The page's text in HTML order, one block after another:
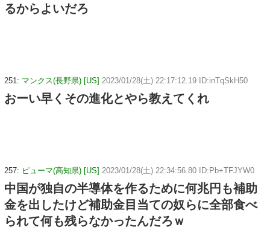
るからよいだろ
251: マンクス(長野県) [US] 2023/01/28(土) 22:17:12.19 ID:inTqSkH50
おーい早くその進化とやら教えてくれ
257: ピューマ(高知県) [US] 2023/01/28(土) 22:34:56.80 ID:Pb+TFJYW0
中国が独自の半導体を作るために何兆円も補助
金を出したけど補助金目当ての奴らに全部食べ
られて何も残らなかったんだろｗ